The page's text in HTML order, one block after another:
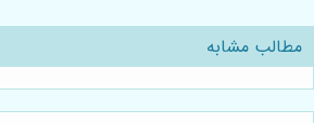
مطالب مشابه